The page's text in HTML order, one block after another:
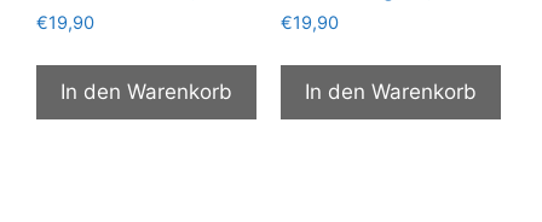
€19,90
In den Warenkorb
€19,90
In den Warenkorb